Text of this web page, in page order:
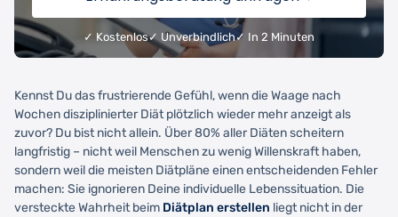
✓ Kostenlos✓ Unverbindlich✓ In 2 Minuten
Kennst Du das frustrierende Gefühl, wenn die Waage nach
Wochen disziplinierter Diät plötzlich wieder mehr anzeigt als
zuvor? Du bist nicht allein. Über 80% aller Diäten scheitern
langfristig – nicht weil Menschen zu wenig Willenskraft haben,
sondern weil die meisten Diätpläne einen entscheidenden Fehler
machen: Sie ignorieren Deine individuelle Lebenssituation. Die
versteckte Wahrheit beim Diätplan erstellen liegt nicht in der